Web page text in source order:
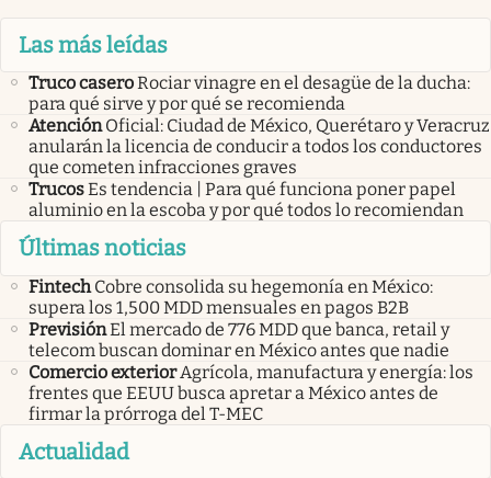
Las más leídas
Truco caseroRociar vinagre en el desagüe de la ducha:
para qué sirve y por qué se recomienda
Atención Oficial: Ciudad de México, Querétaro y Veracruz
anularán la licencia de conducir a todos los conductores
que cometen infracciones graves
TrucosEs tendencia | Para qué funciona poner papel
aluminio en la escoba y por qué todos lo recomiendan
Últimas noticias
Fintech Cobre consolida su hegemonía en México:
supera los 1,500 MDD mensuales en pagos B2B
PrevisiónEl mercado de 776 MDD que banca, retail y
telecom buscan dominar en México antes que nadie
Comercio exterior Agrícola, manufactura y energía: los
frentes que EEUU busca apretar a México antes de
firmar la prórroga del T-MEC
Actualidad